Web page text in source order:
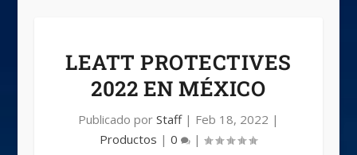
LEATT PROTECTIVES
2022 EN MÉXICO
Publicado por Staff| Feb 18, 2022 |
Productos |0 |